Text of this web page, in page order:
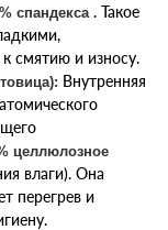
спандекса . Такое
смятию и износу.
Внутренняя
целлюлозное
влаги). Она
перегрев и